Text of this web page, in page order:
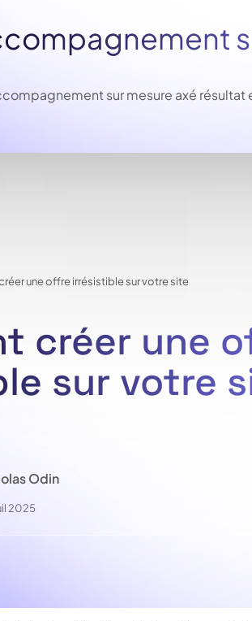
sur mesure axé résultat
créer une
sur votre
une offre irrésistible sur votre site
Odin
2025